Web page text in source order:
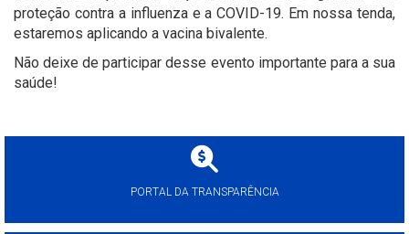
proteção contra a influenza e a COVID-19. Em nossa tenda,
estaremos aplicando a vacina bivalente.
Não deixe de participar desse evento importante para a sua
saúde!
PORTAL DA TRANSPARÊNCIA